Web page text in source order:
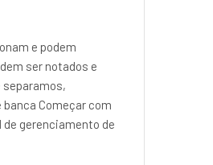
e podem
ser notados e
separamos,
Começar com
de gerenciamento de